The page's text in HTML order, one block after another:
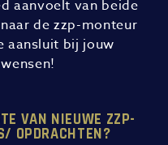
aanvoelt van beide
de zzp-monteur
aansluit bij jouw
VAN NIEUWE ZZP-
OPDRACHTEN?